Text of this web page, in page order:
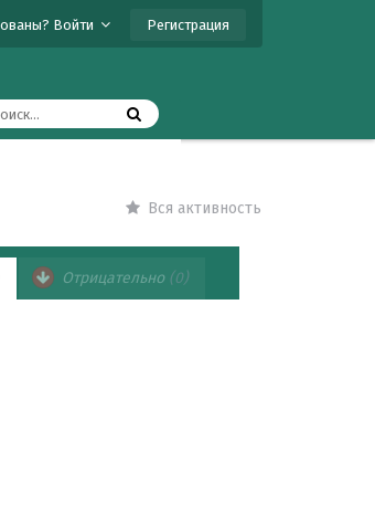
Войти Регистрация
Вся активность
Отрицательно (0)